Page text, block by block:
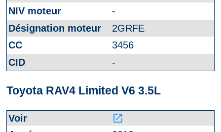
-
2GRFE
3456
-
Toyota RAV4 Limited V6 3.5L
launch